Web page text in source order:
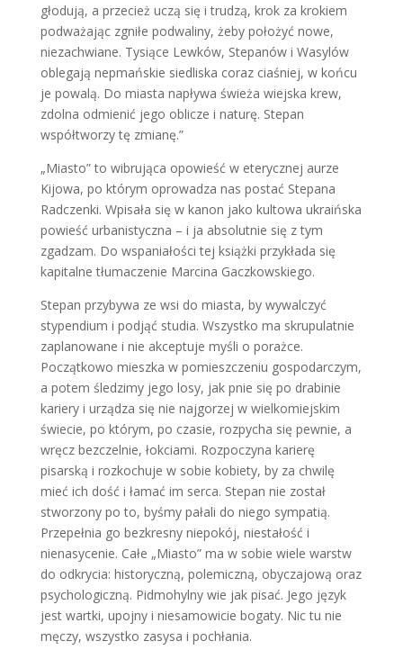
głodują, a przecież uczą się i trudzą, krok za krokiem
podważając zgniłe podwaliny, żeby położyć nowe,
niezachwiane. Tysiące Lewków, Stepanów i Wasylów
oblegają nepmańskie siedliska coraz ciaśniej, w końcu
je powalą. Do miasta napływa świeża wiejska krew,
zdolna odmienić jego oblicze i naturę. Stepan
współtworzy tę zmianę.”
„Miasto” to wibrująca opowieść w eterycznej aurze
Kijowa, po którym oprowadza nas postać Stepana
Radczenki. Wpisała się w kanon jako kultowa ukraińska
powieść urbanistyczna – i ja absolutnie się z tym
zgadzam. Do wspaniałości tej książki przykłada się
kapitalne tłumaczenie Marcina Gaczkowskiego.
Stepan przybywa ze wsi do miasta, by wywalczyć
stypendium i podjąć studia. Wszystko ma skrupulatnie
zaplanowane i nie akceptuje myśli o porażce.
Początkowo mieszka w pomieszczeniu gospodarczym,
a potem śledzimy jego losy, jak pnie się po drabinie
kariery i urządza się nie najgorzej w wielkomiejskim
świecie, po którym, po czasie, rozpycha się pewnie, a
wręcz bezczelnie, łokciami. Rozpoczyna karierę
pisarską i rozkochuje w sobie kobiety, by za chwilę
mieć ich dość i łamać im serca. Stepan nie został
stworzony po to, byśmy pałali do niego sympatią.
Przepełnia go bezkresny niepokój, niestałość i
nienasycenie. Całe „Miasto” ma w sobie wiele warstw
do odkrycia: historyczną, polemiczną, obyczajową oraz
psychologiczną. Pidmohylny wie jak pisać. Jego język
jest wartki, upojny i niesamowicie bogaty. Nic tu nie
męczy, wszystko zasysa i pochłania.